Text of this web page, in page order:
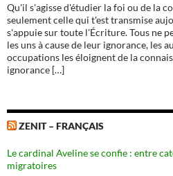
Qu'il s'agisse d'étudier la foi ou de la
seulement celle qui t'est transmise
s'appuie sur toute l'Écriture. Tous ne
les uns à cause de leur ignorance, les
occupations les éloignent de la
ignorance […]
ZENIT – FRANÇAIS
Le cardinal Aveline se confie : entre
migratoires